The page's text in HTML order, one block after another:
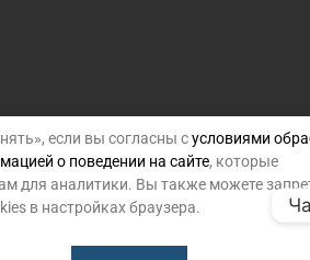
если вы согласны сусловиями
о поведении на сайте, которые
для аналитики. Вы также можете
в настройках браузера.